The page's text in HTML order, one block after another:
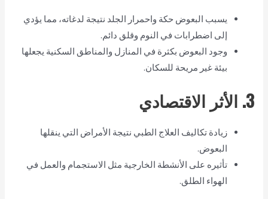
يسبب البعوض حكة واحمرار الجلد نتيجة لدغاته، مما يؤدي
إلى اضطرابات في النوم وقلق دائم.
وجود البعوض بكثرة في المنازل والمناطق السكنية يجعلها
بيئة غير مريحة للسكان.
3. الأثر الاقتصادي
زيادة تكاليف العلاج الطبي نتيجة الأمراض التي ينقلها
البعوض.
تأثيره على الأنشطة الخارجية مثل الاستجمام والعمل في
الهواء الطلق.